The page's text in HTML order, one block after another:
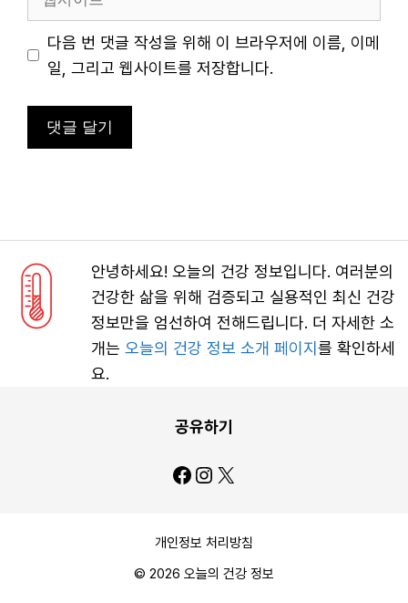
트
다음 번 댓글 작성을 위해 이 브라우저에 이름, 이메
일, 그리고 웹사이트를 저장합니다.
안녕하세요! 오늘의 건강 정보입니다. 여러분의
건강한 삶을 위해 검증되고 실용적인 최신 건강
정보만을 엄선하여 전해드립니다. 더 자세한 소
개는 오늘의 건강 정보 소개 페이지 를 확인하세
요.
공유하기
Facebook
Instagram
X
개인정보 처리방침
© 2026 오늘의 건강 정보